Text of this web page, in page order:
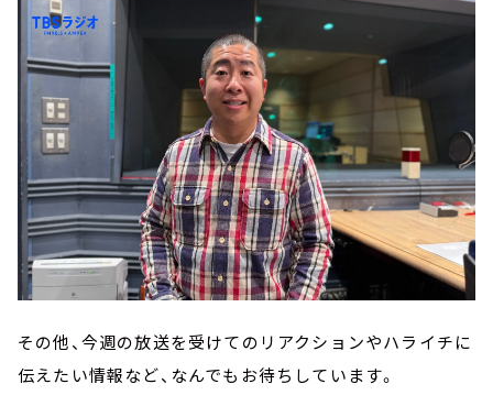
その他、今週の放送を受けてのリアクションやハライチに
伝えたい情報など、なんでもお待ちしています。